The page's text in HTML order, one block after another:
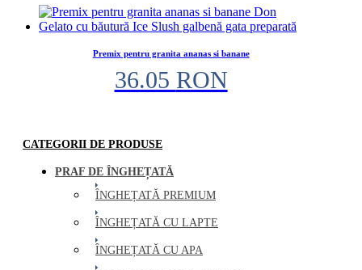
Premix pentru granita ananas si banane
36.05 RON
CATEGORII DE PRODUSE
PRAF DE ÎNGHEȚATĂ
ÎNGHEȚATĂ PREMIUM
ÎNGHEȚATĂ CU LAPTE
ÎNGHEȚATĂ CU APA